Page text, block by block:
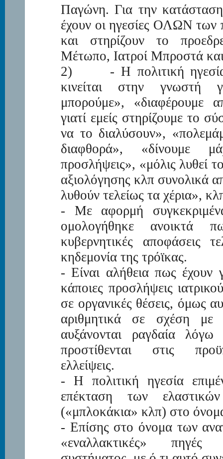
Παγώνη. Για την
έχουν οι ηγεσίες ΟΛΩΝ των
και στηρίζουν το
Μέτωπο, Ιατροί Μπροστά
2) - Η πολιτική ηγεσία
κινείται στην γνωστή
μπορούμε», «διαφέρουμε
γιατί εμείς στηρίζουμε το
να το διαλύσουν»,
διαφθορά», «δίνουμε
προσλήψεις», «μόλις λυθεί
αξιολόγησης κλπ συνολικά
λυθούν τελείως τα χέρια»,
- Με αφορμή
ομολογήθηκε ανοικτά
κυβερνητικές αποφάσεις
κηδεμονία της τρόϊκας.
- Είναι αλήθεια πως έχουν
κάποιες προσλήψεις
σε οργανικές θέσεις, όμως
αριθμητικά σε σχέση με
αυξάνονται ραγδαία
προστίθενται στις
ελλείψεις.
- Η πολιτική ηγεσία
επέκταση των
(«μπλοκάκια» κλπ) στο
- Επίσης στο όνομα των
«εναλλακτικές»